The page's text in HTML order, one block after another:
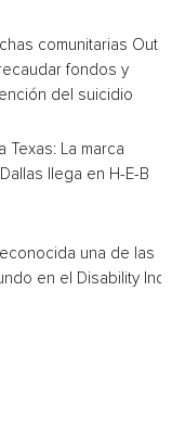
comunitarias Out
fondos y
del suicidio
Texas: La marca
llega en H-E-B
una de las
en el Disability